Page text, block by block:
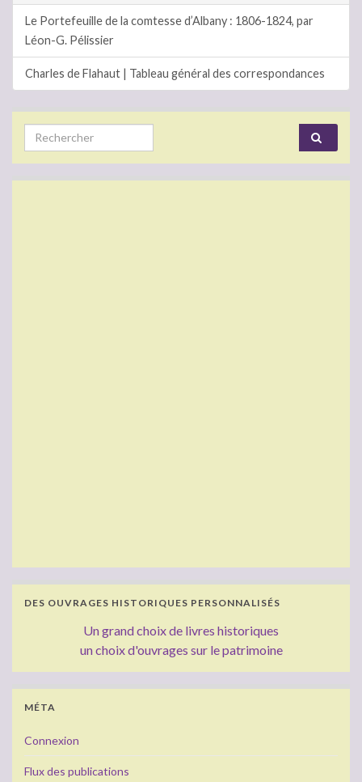
Le Portefeuille de la comtesse d’Albany : 1806-1824, par
Léon-G. Pélissier
Charles de Flahaut | Tableau général des correspondances
Search for:
DES OUVRAGES HISTORIQUES PERSONNALISÉS
Un grand choix de livres historiques
un choix d'ouvrages sur le patrimoine
MÉTA
Connexion
Flux des publications